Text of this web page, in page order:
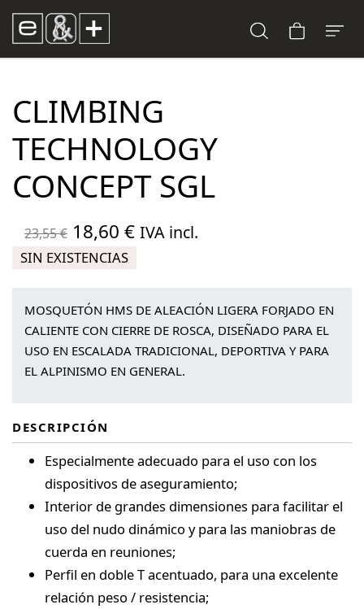
CLIMBING
TECHNOLOGY
CONCEPT SGL
23,55€ El
precio
era:
23,55 €.
18,60 €El
es:
18,60 €.
IVA incl.
SIN EXISTENCIAS
MOSQUETÓN HMS DE ALEACIÓN LIGERA FORJADO EN
CALIENTE CON CIERRE DE ROSCA, DISEÑADO PARA EL
USO EN ESCALADA TRADICIONAL, DEPORTIVA Y PARA
EL ALPINISMO EN GENERAL.
DESCRIPCIÓN
Especialmente adecuado para el uso con los
dispositivos de aseguramiento;
Interior de grandes dimensiones para facilitar el
uso del nudo dinámico y para las maniobras de
cuerda en reuniones;
Perfil en doble T acentuado, para una excelente
relación peso / resistencia;